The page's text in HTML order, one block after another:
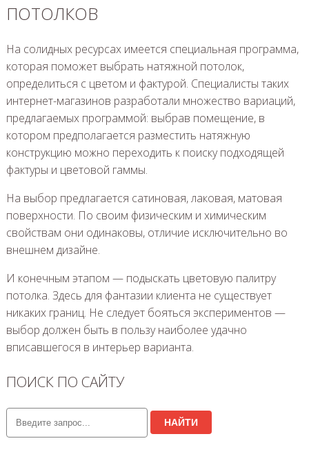
ПОТОЛКОВ
На солидных ресурсах имеется специальная программа,
которая поможет выбрать натяжной потолок,
определиться с цветом и фактурой. Специалисты таких
интернет-магазинов разработали множество вариаций,
предлагаемых программой: выбрав помещение, в
котором предполагается разместить натяжную
конструкцию можно переходить к поиску подходящей
фактуры и цветовой гаммы.
На выбор предлагается сатиновая, лаковая, матовая
поверхности. По своим физическим и химическим
свойствам они одинаковы, отличие исключительно во
внешнем дизайне.
И конечным этапом — подыскать цветовую палитру
потолка. Здесь для фантазии клиента не существует
никаких границ. Не следует бояться экспериментов —
выбор должен быть в пользу наиболее удачно
вписавшегося в интерьер варианта.
ПОИСК ПО САЙТУ
НАЙТИ